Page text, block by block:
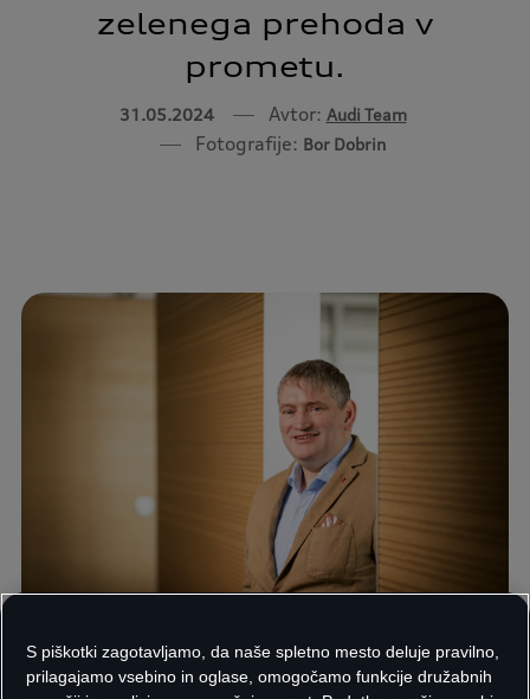
zelenega prehoda v
prometu.
31.05.2024 Avtor: Audi Team
Fotografije: Bor Dobrin
S piškotki zagotavljamo, da naše spletno mesto deluje pravilno,
prilagajamo vsebino in oglase, omogočamo funkcije družabnih